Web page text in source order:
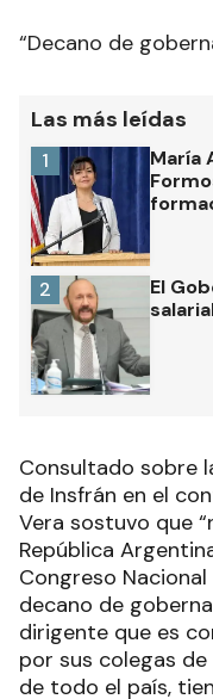
“Decano de
Las más leídas
María
1
El
2
Consultado sobre
de Insfrán en el
Vera sostuvo que
República
Congreso
decano de
dirigente que es
por sus colegas
de todo el país,